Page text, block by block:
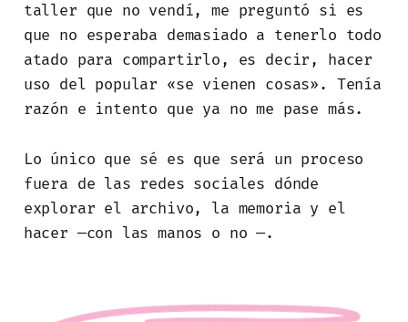
taller que no vendí, me preguntó si es
que no esperaba demasiado a tenerlo todo
atado para compartirlo, es decir, hacer
uso del popular «se vienen cosas». Tenía
razón e intento que ya no me pase más.
Lo único que sé es que será un proceso
fuera de las redes sociales dónde
explorar el archivo, la memoria y el
hacer —con las manos o no —.